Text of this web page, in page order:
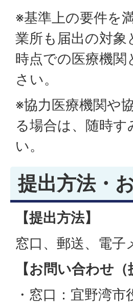
※基準上の要件を
業所も届出の対象
時点での医療機
さい。
※協力医療機関や
る場合は、随時
い。
提出方法・
【提出方法】
窓口、郵送、電子
【お問い合わせ（
・窓口：宜野湾